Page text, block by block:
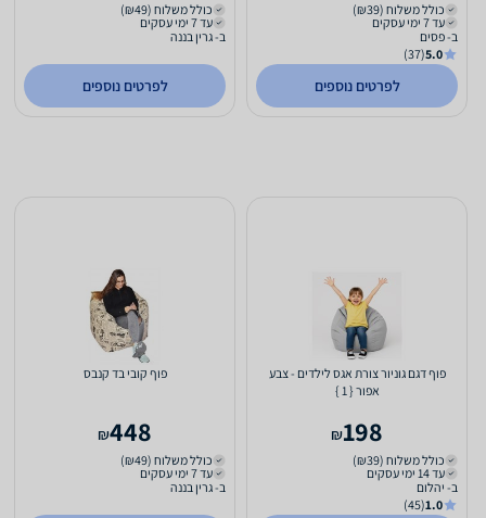
כולל משלוח (₪39)
עד 7 ימי עסקים
ב- פסים
5.0
(37)
לפרטים נוספים
כולל משלוח (₪49)
עד 7 ימי עסקים
ב- גרין בננה
לפרטים נוספים
פוף דגם גוניור צורת אגס לילדים - צבע
אפור { 1 }
198
₪
כולל משלוח (₪39)
עד 14 ימי עסקים
ב- יהלום
1.0
(45)
פוף קובי בד קנבס
448
₪
כולל משלוח (₪49)
עד 7 ימי עסקים
ב- גרין בננה